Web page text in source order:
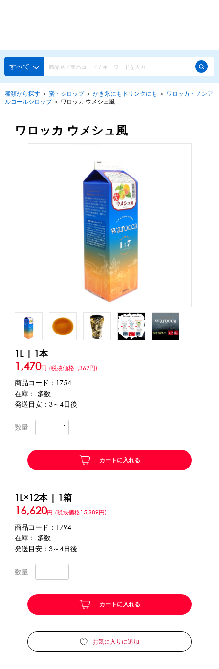
種類から探す
かき氷専用シロップ
いろいろ使える汎用シロップ
ハーブシロップ
ガムシロップ
あずき・餡
白玉もち・わらび餅
ソース・クリーム・フィリング等
ピューレ・ペースト
その他のトッピング材料
かき氷機
ブロックアイススライサー
カートリッジシェイバー
オプション
台湾かき氷
フレーバー氷（味つきの氷）
かき氷セット
カップ・スプーン
紙カップ
ボウル型カップ
フラワーカップ
スプーンストロー
シロップ 冷凍フルーツ
ドリンクカップ・ストロー
探す
用途で選ぶ
メーカー・ブランドで選ぶ
会社概要
特定商取引に関する法律に基づく表記
プライバシーポリシー
利用規約
すべて
種類から探す ＞ 蜜・シロップ ＞ かき氷にもドリンクにも ＞ ワロッカ・ノンア
ルコールシロップ ＞ ワロッカ ウメシュ風
ワロッカ ウメシュ風
1L | 1本
1,470円 (税抜価格1,362円)
商品コード：1754
在庫： 多数
発送目安：3～4日後
数量
カートに入れる
1L×12本 | 1箱
16,620円 (税抜価格15,389円)
商品コード：1794
在庫： 多数
発送目安：3～4日後
数量
カートに入れる
お気に入りに追加